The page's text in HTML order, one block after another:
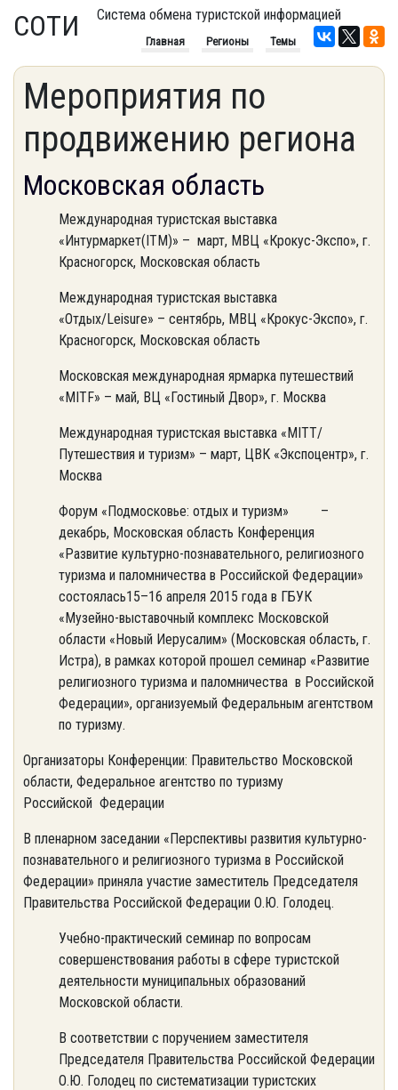
СОТИ Система обмена туристской информацией
Главная Регионы Темы
Мероприятия по
продвижению региона
Московская область
Международная туристская выставка
«Интурмаркет(ITM)» – март, МВЦ «Крокус-Экспо», г.
Красногорск, Московская область
Международная туристская выставка
«Отдых/Leisure» – сентябрь, МВЦ «Крокус-Экспо», г.
Красногорск, Московская область
Московская международная ярмарка путешествий
«MITF» – май, ВЦ «Гостиный Двор», г. Москва
Международная туристская выставка «MITT/
Путешествия и туризм» – март, ЦВК «Экспоцентр», г.
Москва
Форум «Подмосковье: отдых и туризм» –
декабрь, Московская область Конференция
«Развитие культурно-познавательного, религиозного
туризма и паломничества в Российской Федерации»
состоялась15–16 апреля 2015 года в ГБУК
«Музейно-выставочный комплекс Московской
области «Новый Иерусалим» (Московская область, г.
Истра), в рамках которой прошел семинар «Развитие
религиозного туризма и паломничества в Российской
Федерации», организуемый Федеральным агентством
по туризму.
Организаторы Конференции: Правительство Московской
области, Федеральное агентство по туризму
Российской Федерации
В пленарном заседании «Перспективы развития культурно-
познавательного и религиозного туризма в Российской
Федерации» приняла участие заместитель Председателя
Правительства Российской Федерации О.Ю. Голодец.
Учебно-практический семинар по вопросам
совершенствования работы в сфере туристской
деятельности муниципальных образований
Московской области.
В соответствии с поручением заместителя
Председателя Правительства Российской Федерации
О.Ю. Голодец по систематизации туристских